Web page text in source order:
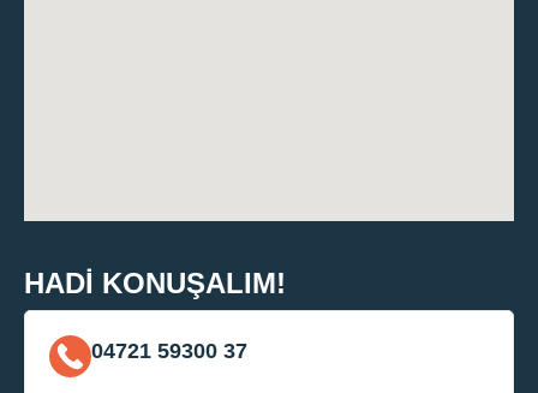
HADI KONUŞALIM!
04721 59300 37